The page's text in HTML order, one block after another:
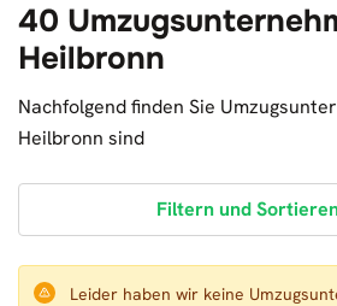
40
Heilbronn
Nachfolgend finden Sie
Heilbronn sind
Filtern und
Leider haben wir keine